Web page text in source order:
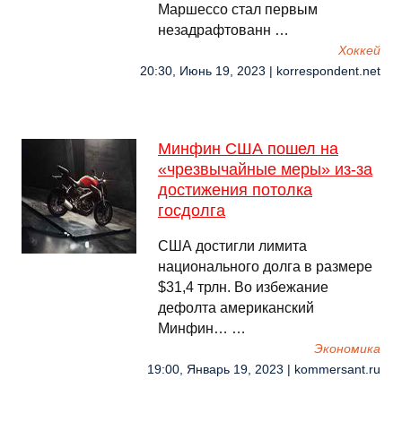
Маршессо стал первым
незадрафтованн …
Хоккей
20:30, Июнь 19, 2023 | korrespondent.net
Минфин США пошел на
«чрезвычайные меры» из-за
достижения потолка
госдолга
США достигли лимита
национального долга в размере
$31,4 трлн. Во избежание
дефолта американский
Минфин… …
Экономика
19:00, Январь 19, 2023 | kommersant.ru